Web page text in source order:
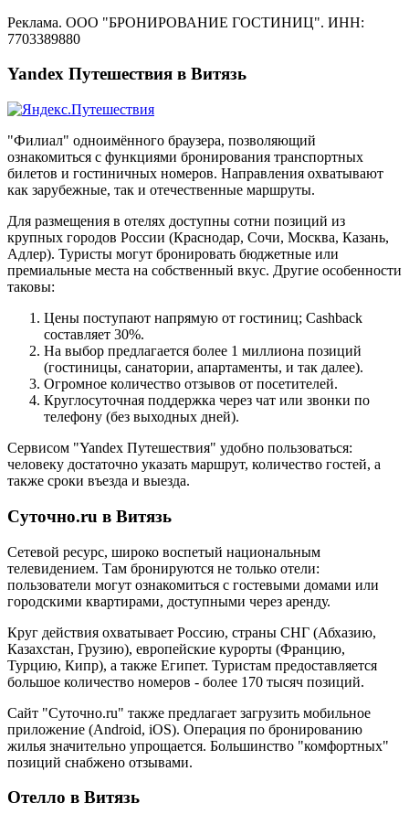
Реклама. ООО "БРОНИРОВАНИЕ ГОСТИНИЦ". ИНН:
7703389880
Yandex Путешествия в Витязь
"Филиал" одноимённого браузера, позволяющий
ознакомиться с функциями бронирования транспортных
билетов и гостиничных номеров. Направления охватывают
как зарубежные, так и отечественные маршруты.
Для размещения в отелях доступны сотни позиций из
крупных городов России (Краснодар, Сочи, Москва, Казань,
Адлер). Туристы могут бронировать бюджетные или
премиальные места на собственный вкус. Другие особенности
таковы:
Цены поступают напрямую от гостиниц; Cashback
составляет 30%.
На выбор предлагается более 1 миллиона позиций
(гостиницы, санатории, апартаменты, и так далее).
Огромное количество отзывов от посетителей.
Круглосуточная поддержка через чат или звонки по
телефону (без выходных дней).
Сервисом "Yandex Путешествия" удобно пользоваться:
человеку достаточно указать маршрут, количество гостей, а
также сроки въезда и выезда.
Суточно.ru в Витязь
Сетевой ресурс, широко воспетый национальным
телевидением. Там бронируются не только отели:
пользователи могут ознакомиться с гостевыми домами или
городскими квартирами, доступными через аренду.
Круг действия охватывает Россию, страны СНГ (Абхазию,
Казахстан, Грузию), европейские курорты (Францию,
Турцию, Кипр), а также Египет. Туристам предоставляется
большое количество номеров - более 170 тысяч позиций.
Сайт "Суточно.ru" также предлагает загрузить мобильное
приложение (Android, iOS). Операция по бронированию
жилья значительно упрощается. Большинство "комфортных"
позиций снабжено отзывами.
Отелло в Витязь